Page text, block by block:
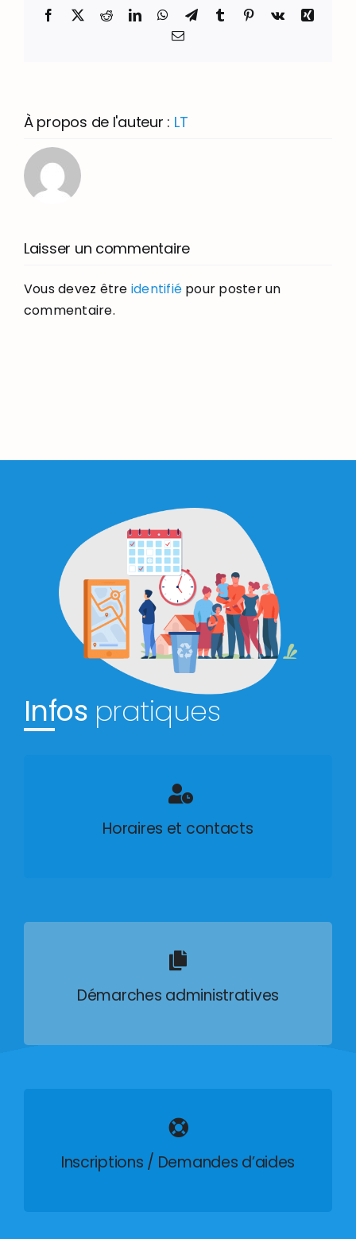
Facebook
X RedditLinkedInWhatsApp
TelegramTumblr Pinterest
Vk
Xing
Email
À propos de l'auteur : LT
Laisser un commentaire
Vous devez être identifié pour poster un
commentaire.
Infos pratiques
Horaires et contacts
Démarches administratives
Inscriptions / Demandes d’aides